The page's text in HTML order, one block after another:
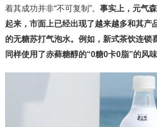
着其成功并非“不可复制”。 事实上，元气
起来，市面上已经出现了越来越多和其产
的无糖苏打气泡水。例如，新式茶饮连锁
同样使用了赤藓糖醇的“0糖0卡0脂”的风味